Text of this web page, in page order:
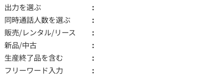
出力を選ぶ
同時通話人数を選ぶ
販売/レンタル/リース
新品/中古
生産終了品を含む
フリーワード入力